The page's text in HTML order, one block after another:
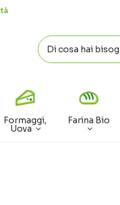
Formaggi,
Uova
Farina Bio